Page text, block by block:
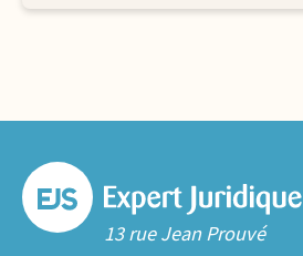
13 rue Jean Prouvé